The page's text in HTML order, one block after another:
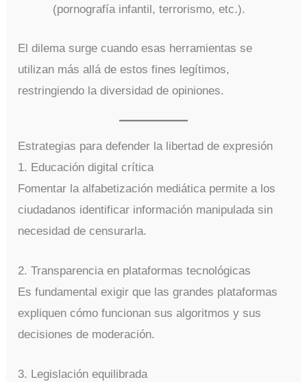
(pornografía infantil, terrorismo, etc.).
El dilema surge cuando esas herramientas se
utilizan más allá de estos fines legítimos,
restringiendo la diversidad de opiniones.
Estrategias para defender la libertad de expresión
1. Educación digital crítica
Fomentar la alfabetización mediática permite a los
ciudadanos identificar información manipulada sin
necesidad de censurarla.
2. Transparencia en plataformas tecnológicas
Es fundamental exigir que las grandes plataformas
expliquen cómo funcionan sus algoritmos y sus
decisiones de moderación.
3. Legislación equilibrada